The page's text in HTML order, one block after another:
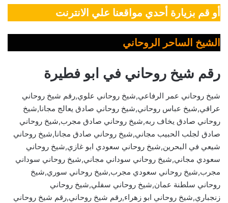
أو قم بزيارة أحدي مواقعنا علي الانترنت
الشيخ الساحر الروحاني
رقم شيخ روحاني في ابو فطيرة
شيخ روحاني عمر الرفاعي,شيخ روحاني علوي,رقم شيخ روحاني
عراقي,شيخ عباس روحاني,شيخ روحاني صادق يعالج مجانا,شيخ
روحاني صادق يخاف ربه,شيخ روحاني صادق مجرب,شيخ روحاني
صادق لجلب الحبيب مجاني,شيخ روحاني صادق مجانا,شيخ روحاني
شيعي في البحرين,شيخ روحاني سعودي ابو غازي,شيخ روحاني
سعودي مجاني,شيخ روحاني سوداني مجاني,شيخ روحاني سوداني
مجرب,شيخ روحاني سعودي مجرب,شيخ روحاني سوري,شيخ
روحاني سلطنة عمان,شيخ روحاني سفلي,شيخ روحاني
زنجباري,شيخ روحاني ابو زهراء,رقم شيخ روحاني,رقم شيخ روحاني